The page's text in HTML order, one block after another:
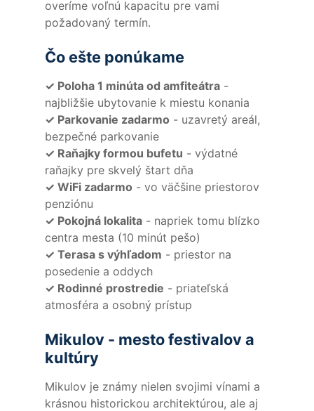
overíme voľnú kapacitu pre vami
požadovaný termín.
Čo ešte ponúkame
✓ Poloha 1 minúta od amfiteátra -
najbližšie ubytovanie k miestu konania
✓ Parkovanie zadarmo - uzavretý areál,
bezpečné parkovanie
✓ Raňajky formou bufetu - výdatné
raňajky pre skvelý štart dňa
✓ WiFi zadarmo - vo väčšine priestorov
penziónu
✓ Pokojná lokalita - napriek tomu blízko
centra mesta (10 minút pešo)
✓ Terasa s výhľadom - priestor na
posedenie a oddych
✓ Rodinné prostredie - priateľská
atmosféra a osobný prístup
Mikulov - mesto festivalov a
kultúry
Mikulov je známy nielen svojimi vínami a
krásnou historickou architektúrou, ale aj